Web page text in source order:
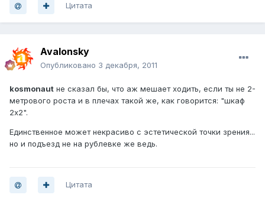
Цитата
Avalonsky
Опубликовано 3 декабря, 2011
kosmonaut не сказал бы, что аж мешает ходить, если ты не 2-
метрового роста и в плечах такой же, как говорится: "шкаф
2х2".
Единственное может некрасиво с эстетической точки зрения...
но и подъезд не на рублевке же ведь.
Цитата